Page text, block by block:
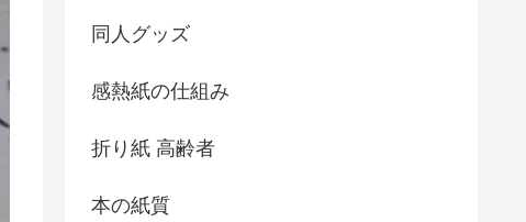
同人グッズ
感熱紙の仕組み
折り紙 高齢者
本の紙質